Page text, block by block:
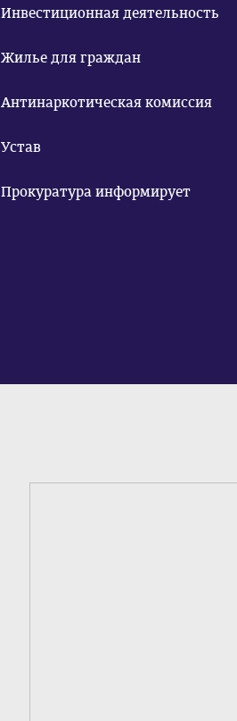
Инвестиционная деятельность
Жилье для граждан
Антинаркотическая комиссия
Устав
Прокуратура информирует